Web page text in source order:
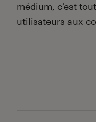
médium, c’est
utilisateurs aux